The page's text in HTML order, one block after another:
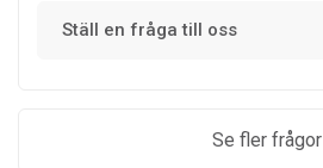
Ställ en fråga till oss
Se fler frågor